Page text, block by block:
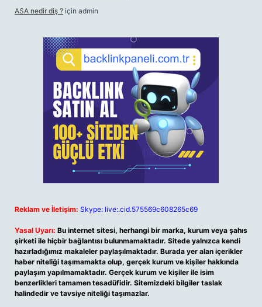
ASA nedir diş ? için admin
Reklam ve İletişim: Skype: live:.cid.575569c608265c69
Yasal Uyarı: Bu internet sitesi, herhangi bir marka, kurum veya şahıs
şirketi ile hiçbir bağlantısı bulunmamaktadır. Sitede yalnızca kendi
hazırladığımız makaleler paylaşılmaktadır. Burada yer alan içerikler
haber niteliği taşımamakta olup, gerçek kurum ve kişiler hakkında
paylaşım yapılmamaktadır. Gerçek kurum ve kişiler ile isim
benzerlikleri tamamen tesadüfidir. Sitemizdeki bilgiler taslak
halindedir ve tavsiye niteliği taşımazlar.